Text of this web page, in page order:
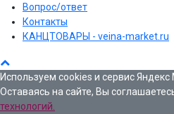
Вопрос/ответ
Контакты
КАНЦТОВАРЫ - veina-market.ru
Используем cookies и сервис Яндекс
Оставаясь на сайте, Вы
технологий.